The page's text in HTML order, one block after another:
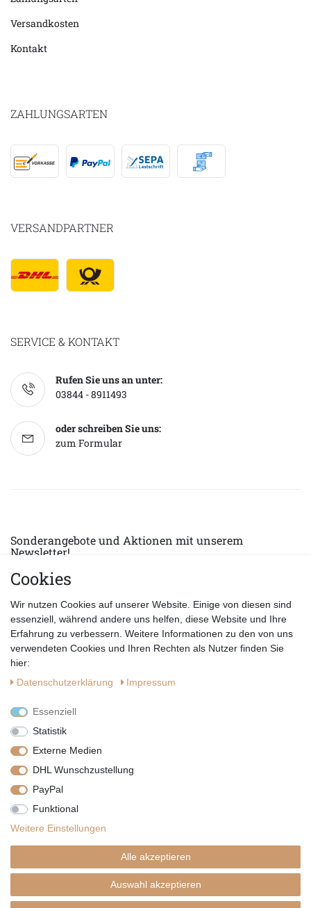
Versandkosten
Kontakt
ZAHLUNGSARTEN
VERSANDPARTNER
SERVICE & KONTAKT
Rufen Sie uns an unter:
03844 - 8911493
oder schreiben Sie uns:
zum Formular
Sonderangebote und Aktionen mit unserem
Newsletter!
E-MAIL *
Datenschutzerklärung
Vertrag widerrufen
Copyright by Telli´s Welt
SHOPDESIGN BYPLENTYNOW
Cookies
Wir nutzen Cookies auf unserer Website. Einige von diesen sind
essenziell, während andere uns helfen, diese Website und Ihre
Erfahrung zu verbessern. Weitere Informationen zu den von uns
verwendeten Cookies und Ihren Rechten als Nutzer finden Sie
hier:
Daten­schutz­erklärung
Impressum
Essenziell
Statistik
Externe Medien
DHL Wunschzustellung
PayPal
Funktional
Weitere Einstellungen
Alle akzeptieren
Auswahl akzeptieren